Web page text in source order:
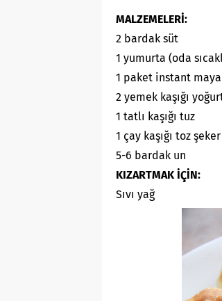
MALZEMELERİ:
2 bardak süt
1 yumurta (oda
1 paket instant maya
2 yemek kaşığı
1 tatlı kaşığı tuz
1 çay kaşığı toz şeker
5-6 bardak un
KIZARTMAK İÇİN:
Sıvı yağ